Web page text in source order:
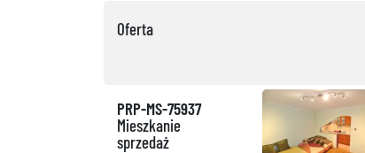
Oferta
PRP-MS-75937
Mieszkanie
sprzedaż